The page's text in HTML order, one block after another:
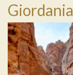
Giordania